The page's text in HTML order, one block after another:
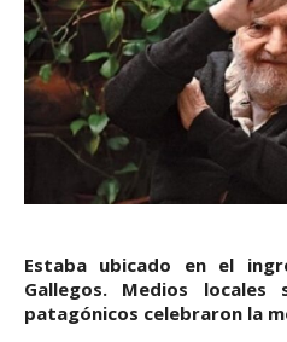
Estaba ubicado en el
Gallegos. Medios locales
patagónicos celebraron la